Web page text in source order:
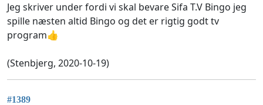
Jeg skriver under fordi vi skal bevare Sifa T.V Bingo jeg
spille næsten altid Bingo og det er rigtig godt tv
program👍
(Stenbjerg, 2020-10-19)
#1389